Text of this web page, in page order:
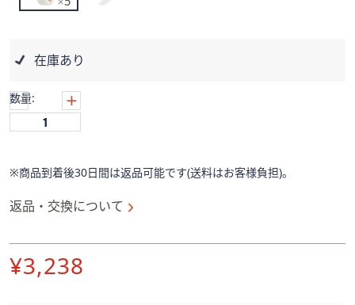
に
イ
し
で
き
在庫あり
数量:
※商品到着後30日間は返品可能です(送料はお客様負担)。
返品・交換について
削
¥3,238